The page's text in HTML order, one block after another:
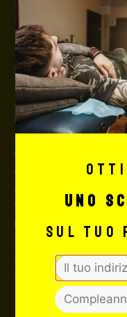
alla consegna ha un
Informazioni
ATTENZIONE!
La merce viaggia a
Si consiglia, per
richiedere l’invio
questo caso, se la
danneggiata dal
valore della merce, in
rimborserà il
3,5% sul valore
di concludere il
uno
sul tuo